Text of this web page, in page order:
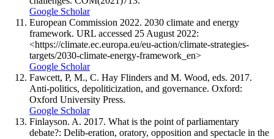
Google Scholar
European Commission 2022. 2030 climate and energy
framework. URL accessed 25 August 2022:
<https://climate.ec.europa.eu/eu-action/climate-strategies-
targets/2030-climate-energy-framework_en>
Google Scholar
Fawcett, P, M., C. Hay Flinders and M. Wood, eds. 2017.
Anti-politics, depoliticization, and governance. Oxford:
Oxford University Press.
Google Scholar
Finlayson. A. 2017. What is the point of parliamentary
debate?: Delib-eration, oratory, opposition and spectacle in the